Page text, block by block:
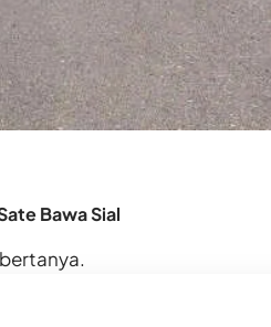
Bawa Sial